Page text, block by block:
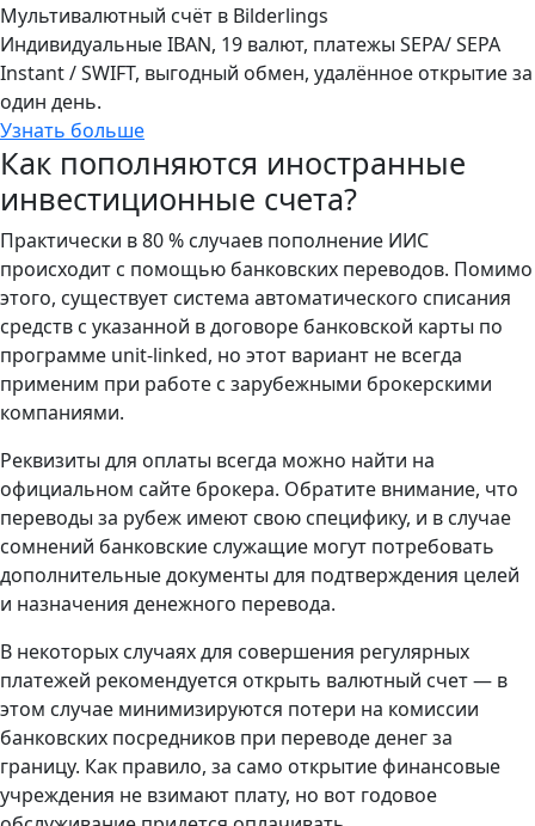
Мультивалютный счёт в Bilderlings
Индивидуальные IBAN, 19 валют, платежы SEPA/ SEPA
Instant / SWIFT, выгодный обмен, удалённое открытие за
один день.
Узнать больше
Как пополняются иностранные
инвестиционные счета?
Практически в 80 % случаев пополнение ИИС
происходит с помощью банковских переводов. Помимо
этого, существует система автоматического списания
средств с указанной в договоре банковской карты по
программе unit-linked, но этот вариант не всегда
применим при работе с зарубежными брокерскими
компаниями.
Реквизиты для оплаты всегда можно найти на
официальном сайте брокера. Обратите внимание, что
переводы за рубеж имеют свою специфику, и в случае
сомнений банковские служащие могут потребовать
дополнительные документы для подтверждения целей
и назначения денежного перевода.
В некоторых случаях для совершения регулярных
платежей рекомендуется открыть валютный счет — в
этом случае минимизируются потери на комиссии
банковских посредников при переводе денег за
границу. Как правило, за само открытие финансовые
учреждения не взимают плату, но вот годовое